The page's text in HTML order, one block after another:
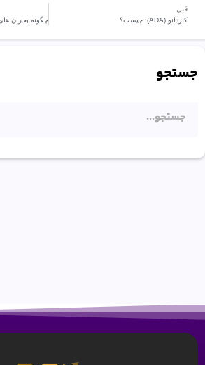
قبل
کاردانو (ADA): چیست؟
جستجو